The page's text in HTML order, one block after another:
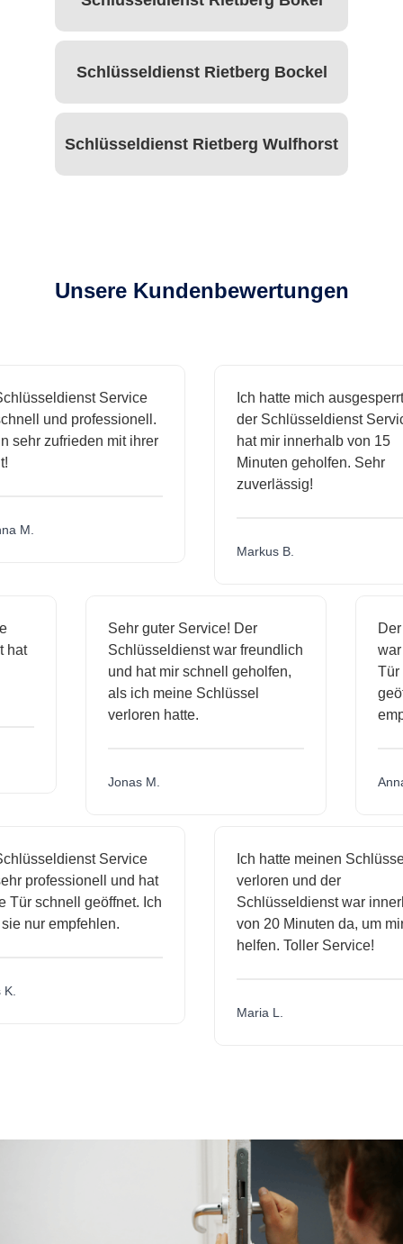
Schlüsseldienst Rietberg Bockel
Schlüsseldienst Rietberg Wulfhorst
Unsere Kundenbewertungen
Service
und professionell.
zufrieden mit ihrer
M.
Ich hatte mich ausgesperrt
der Schlüsseldienst
hat mir innerhalb von 15
Minuten geholfen. Sehr
zuverlässig!
Markus B.
hat
Sehr guter Service! Der
Schlüsseldienst war freundlich
und hat mir schnell geholfen,
als ich meine Schlüssel
verloren hatte.
Jonas M.
Service
professionell und hat
schnell geöffnet. Ich
nur empfehlen.
Ich hatte meinen Schlüssel
verloren und der
Schlüsseldienst war
von 20 Minuten da, um mir
helfen. Toller Service!
Maria L.